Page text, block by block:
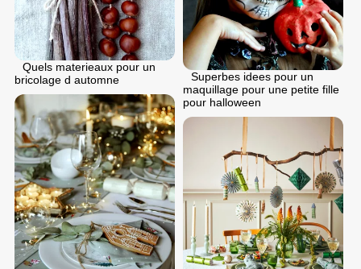
Superbes idees pour un
maquillage pour une petite fille
pour halloween
Quels materieaux pour un
bricolage d automne